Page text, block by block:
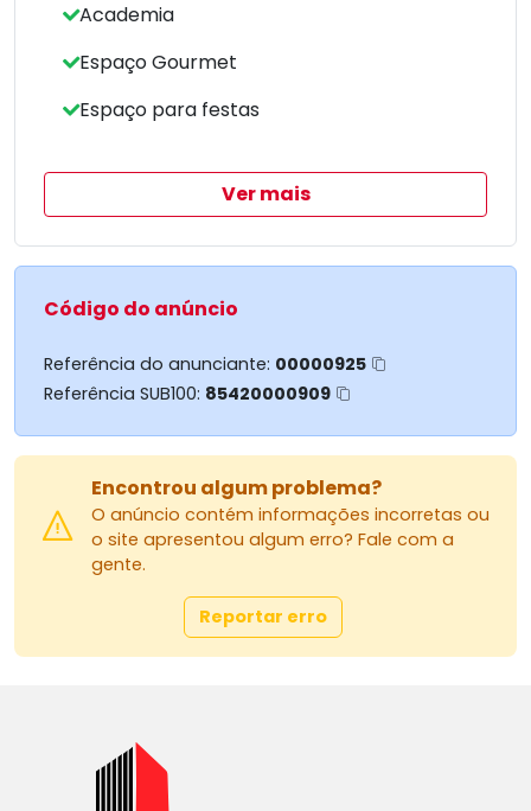
Este imóvel está situado em uma área de
serviços e conveniências.
segurança que você e sua família merecem.
Aproveite a oportunidade de viver em um
ambiente que combina sofisticação e conforto.
Academia
Espaço Gourmet
Espaço para festas
Ver mais
Código do anúncio
Referência do anunciante: 00000925
Referência SUB100: 85420000909
Encontrou algum problema?
O anúncio contém informações incorretas ou
o site apresentou algum erro? Fale com a
gente.
Reportar erro